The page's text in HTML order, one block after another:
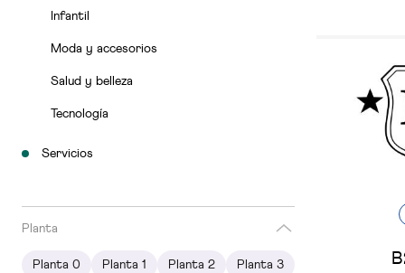
Infantil
Moda y accesorios
Salud y belleza
Tecnología
Servicios
Planta
Planta 0 Planta 1 Planta 2 Planta 3